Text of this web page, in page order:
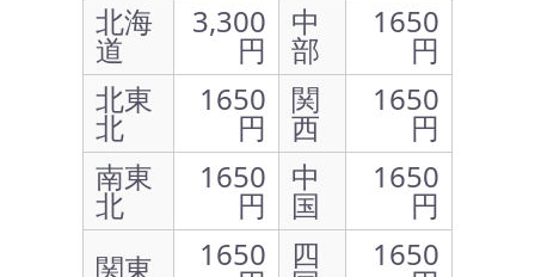
北海
道
3,300
円
中
部
1650
円
北東
北
1650
円
関
西
1650
円
南東
北
1650
円
中
国
1650
円
関東
1650 四 1650